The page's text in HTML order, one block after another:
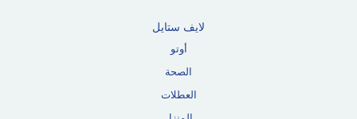
لايف ستايل
أوتو
الصحة
العطلات